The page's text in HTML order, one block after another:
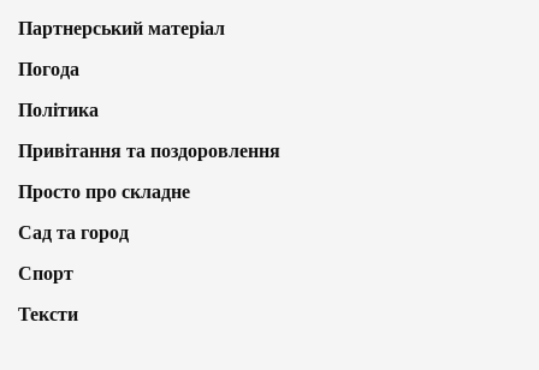
Партнерський матеріал
Погода
Політика
Привітання та поздоровлення
Просто про складне
Сад та город
Спорт
Тексти